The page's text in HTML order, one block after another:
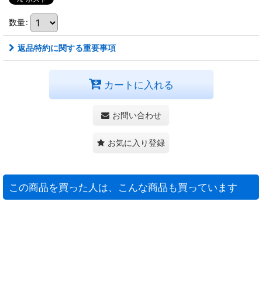
数量:
返品特約に関する重要事項
カートに入れる
お問い合わせ
お気に入り登録
この商品を買った人は、こんな商品も買っています